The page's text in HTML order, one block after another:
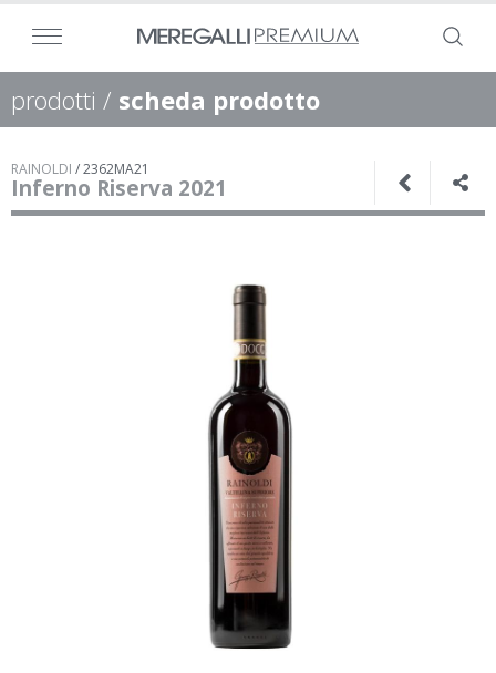
prodotti / scheda prodotto
RAINOLDI /2362MA21
Inferno Riserva 2021